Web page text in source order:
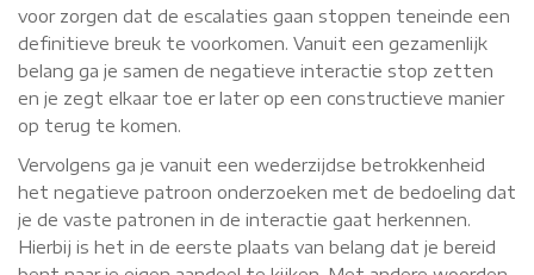
voor zorgen dat de escalaties gaan stoppen teneinde een
definitieve breuk te voorkomen. Vanuit een gezamenlijk
belang ga je samen de negatieve interactie stop zetten
en je zegt elkaar toe er later op een constructieve manier
op terug te komen.
Vervolgens ga je vanuit een wederzijdse betrokkenheid
het negatieve patroon onderzoeken met de bedoeling dat
je de vaste patronen in de interactie gaat herkennen.
Hierbij is het in de eerste plaats van belang dat je bereid